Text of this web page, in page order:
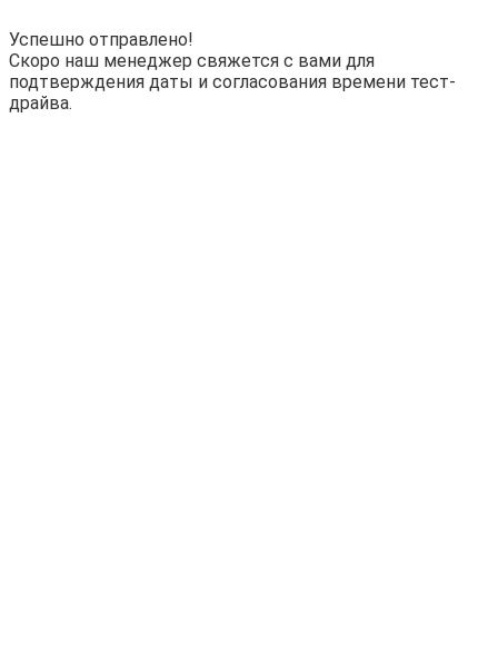
Успешно отправлено!
Скоро наш менеджер свяжется с вами для
подтверждения даты и согласования времени тест-
драйва.